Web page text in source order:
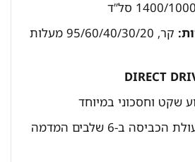
400 סל”ד
קר, 95/60/40/30/20 מעלות
שקט וחסכוני במיוחד
פעולת הכביסה ב-6 שלבים המדמה